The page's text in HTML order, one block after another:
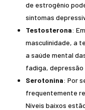
de estrogênio
sintomas
Testosterona:
masculinidade, a
a saúde mental
fadiga, depressão
Serotonina: Por
frequentemente
Níveis baixos